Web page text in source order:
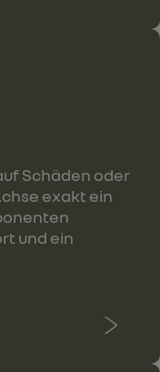
Schäden oder
exakt ein
und ein